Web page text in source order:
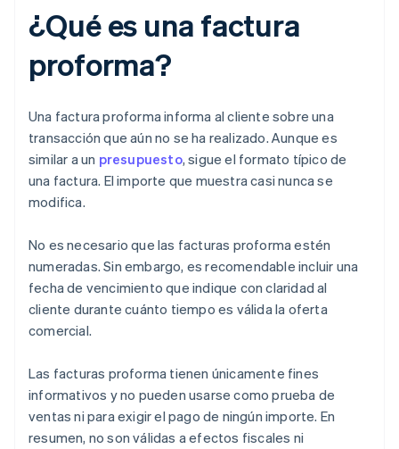
¿Qué es una factura
proforma?
Una factura proforma informa al cliente sobre una
transacción que aún no se ha realizado. Aunque es
similar a un presupuesto, sigue el formato típico de
una factura. El importe que muestra casi nunca se
modifica.
No es necesario que las facturas proforma estén
numeradas. Sin embargo, es recomendable incluir una
fecha de vencimiento que indique con claridad al
cliente durante cuánto tiempo es válida la oferta
comercial.
Las facturas proforma tienen únicamente fines
informativos y no pueden usarse como prueba de
ventas ni para exigir el pago de ningún importe. En
resumen, no son válidas a efectos fiscales ni